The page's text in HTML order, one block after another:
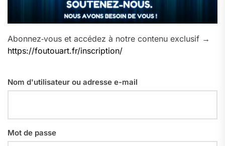
Abonnez‑vous et accédez à notre contenu exclusif →
https://foutouart.fr/inscription/
Nom d'utilisateur ou adresse e-mail
Mot de passe